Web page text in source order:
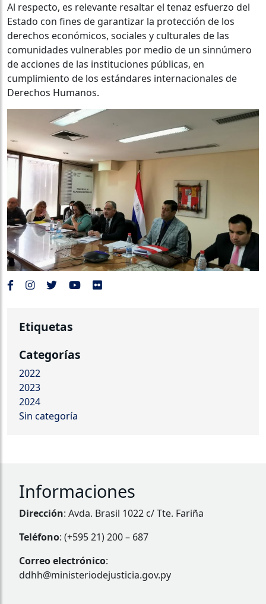
Al respecto, es relevante resaltar el tenaz esfuerzo del
Estado con fines de garantizar la protección de los
derechos económicos, sociales y culturales de las
comunidades vulnerables por medio de un sinnúmero
de acciones de las instituciones públicas, en
cumplimiento de los estándares internacionales de
Derechos Humanos.
Etiquetas
Categorías
2022
2023
2024
Sin categoría
Informaciones
Dirección: Avda. Brasil 1022 c/ Tte. Fariña
Teléfono: (+595 21) 200 – 687
Correo electrónico:
ddhh@ministeriodejusticia.gov.py